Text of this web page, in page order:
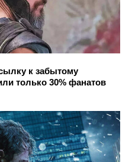
к забытому
только 30% фанатов